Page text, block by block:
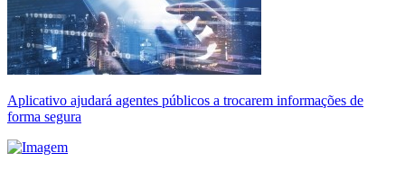
Aplicativo ajudará agentes públicos a trocarem informações de
forma segura